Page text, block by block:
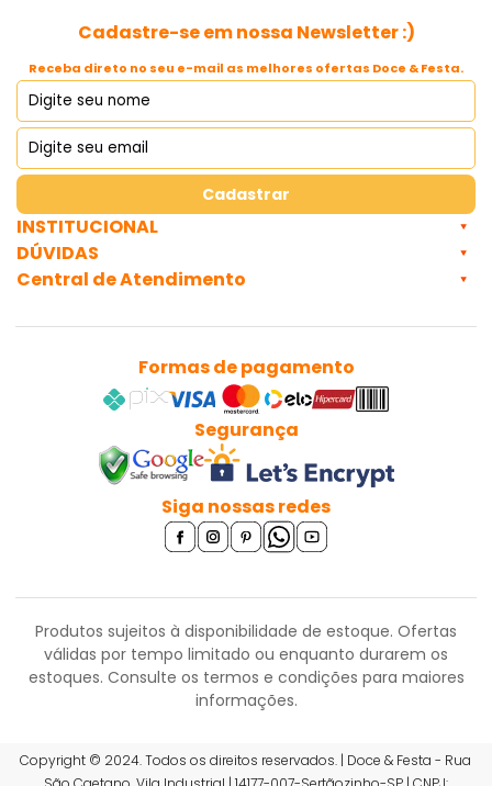
Material:
Medida:
Quantidade:
INSTITUCIONAL
DÚVIDAS
Central de Atendimento
Cadastre-se em nossa Newsletter :)
Receba direto no seu e-mail as melhores ofertas Doce & Festa.
Cadastrar
Formas de pagamento
Segurança
Siga nossas redes
Produtos sujeitos à disponibilidade de estoque. Ofertas
válidas por tempo limitado ou enquanto durarem os
estoques. Consulte os termos e condições para maiores
informações.
Copyright © 2024. Todos os direitos reservados. | Doce & Festa - Rua
R$ 18,99